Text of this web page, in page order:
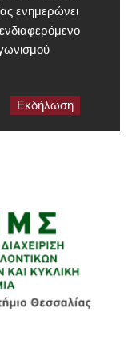
ενημερώνει
Εκδήλωση